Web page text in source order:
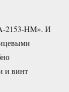
2153-HM». И
и винт